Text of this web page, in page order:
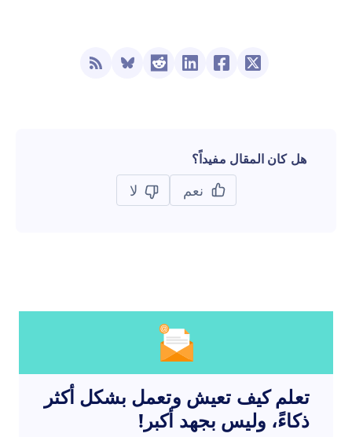
هل كان المقال مفيداً؟
نعم لا
تعلم كيف تعيش وتعمل بشكل أكثر
ذكاءً، وليس بجهد أكبر!